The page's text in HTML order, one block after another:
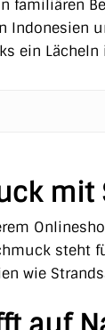
familiären
Indonesien
ein Lächeln
wie